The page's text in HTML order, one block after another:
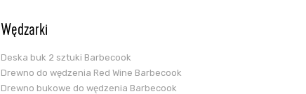
Wędzarki
Deska buk 2 sztuki Barbecook
Drewno do wędzenia Red Wine Barbecook
Drewno bukowe do wędzenia Barbecook